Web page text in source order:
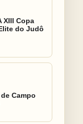
XIII Copa
do Judô
Campo